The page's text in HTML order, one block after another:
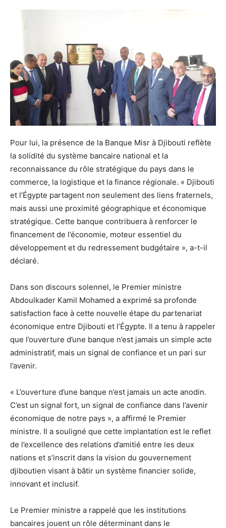
Pour lui, la présence de la Banque Misr à Djibouti reflète
la solidité du système bancaire national et la
reconnaissance du rôle stratégique du pays dans le
commerce, la logistique et la finance régionale. « Djibouti
et l’Égypte partagent non seulement des liens fraternels,
mais aussi une proximité géographique et économique
stratégique. Cette banque contribuera à renforcer le
financement de l’économie, moteur essentiel du
développement et du redressement budgétaire », a-t-il
déclaré.
Dans son discours solennel, le Premier ministre
Abdoulkader Kamil Mohamed a exprimé sa profonde
satisfaction face à cette nouvelle étape du partenariat
économique entre Djibouti et l’Égypte. Il a tenu à rappeler
que l’ouverture d’une banque n’est jamais un simple acte
administratif, mais un signal de confiance et un pari sur
l’avenir.
« L’ouverture d’une banque n’est jamais un acte anodin.
C’est un signal fort, un signal de confiance dans l’avenir
économique de notre pays », a affirmé le Premier
ministre. Il a souligné que cette implantation est le reflet
de l’excellence des relations d’amitié entre les deux
nations et s’inscrit dans la vision du gouvernement
djiboutien visant à bâtir un système financier solide,
innovant et inclusif.
Le Premier ministre a rappelé que les institutions
bancaires jouent un rôle déterminant dans le